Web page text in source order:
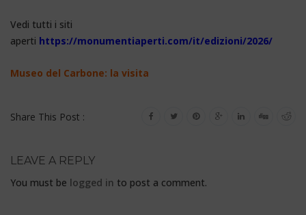
Vedi tutti i siti
aperti https://monumentiaperti.com/it/edizioni/2026/
Museo del Carbone: la visita
Share This Post :
LEAVE A REPLY
You must be logged in to post a comment.